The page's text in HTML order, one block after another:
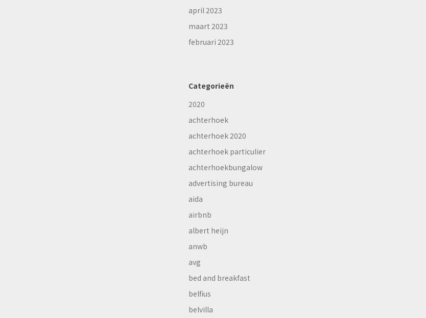
april 2023
maart 2023
februari 2023
Categorieën
2020
achterhoek
achterhoek 2020
achterhoek particulier
achterhoekbungalow
advertising bureau
aida
airbnb
albert heijn
anwb
avg
bed and breakfast
belfius
belvilla